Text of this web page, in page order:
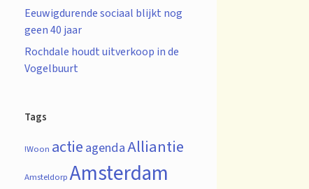
Eeuwigdurende sociaal blijkt nog
geen 40 jaar
Rochdale houdt uitverkoop in de
Vogelbuurt
Tags
!Woon actieagendaAlliantie
Amsteldorp Amsterdam